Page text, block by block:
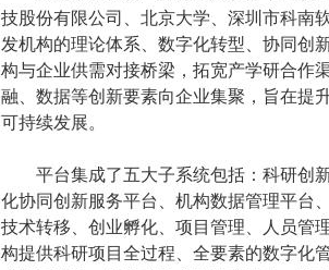
技股份有限公司、北京大学、深圳市科南
发机构的理论体系、数字化转型、协同创
构与企业供需对接桥梁，拓宽产学研合作
融、数据等创新要素向企业集聚，旨在提
可持续发展。
平台集成了五大子系统包括：科研创
化协同创新服务平台、机构数据管理平台
技术转移、创业孵化、项目管理、人员管
构提供科研项目全过程、全要素的数字化